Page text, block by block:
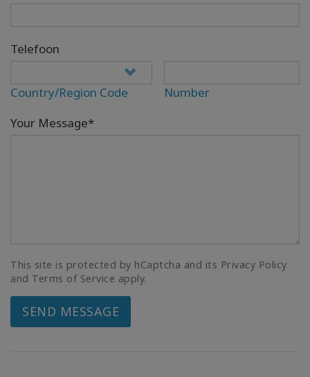
Telefoon
Country/Region Code
Number
Your Message*
This site is protected by hCaptcha and its Privacy Policy
and Terms of Service apply.
SEND MESSAGE